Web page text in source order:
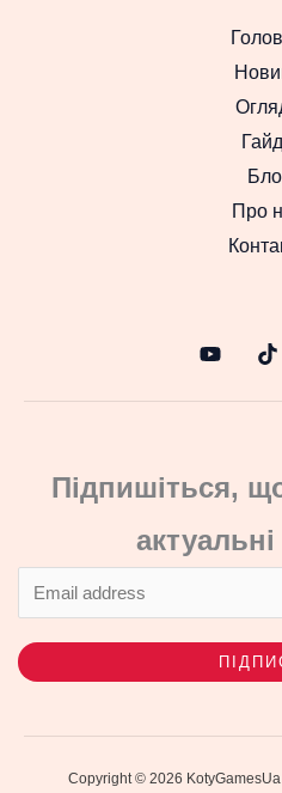
Про
Підпишіться,
Copyright © 2026